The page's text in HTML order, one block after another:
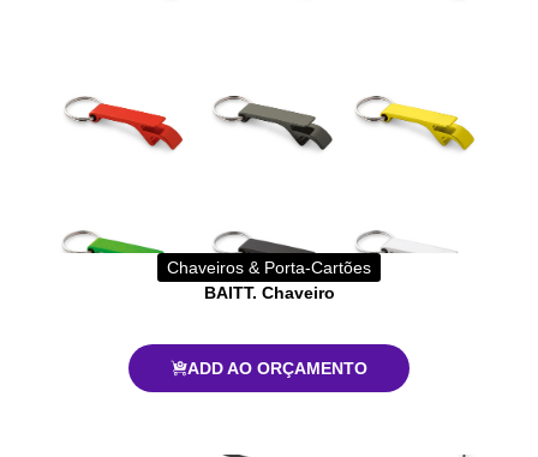
Chaveiros & Porta-Cartões
BAITT. Chaveiro
ADD AO ORÇAMENTO